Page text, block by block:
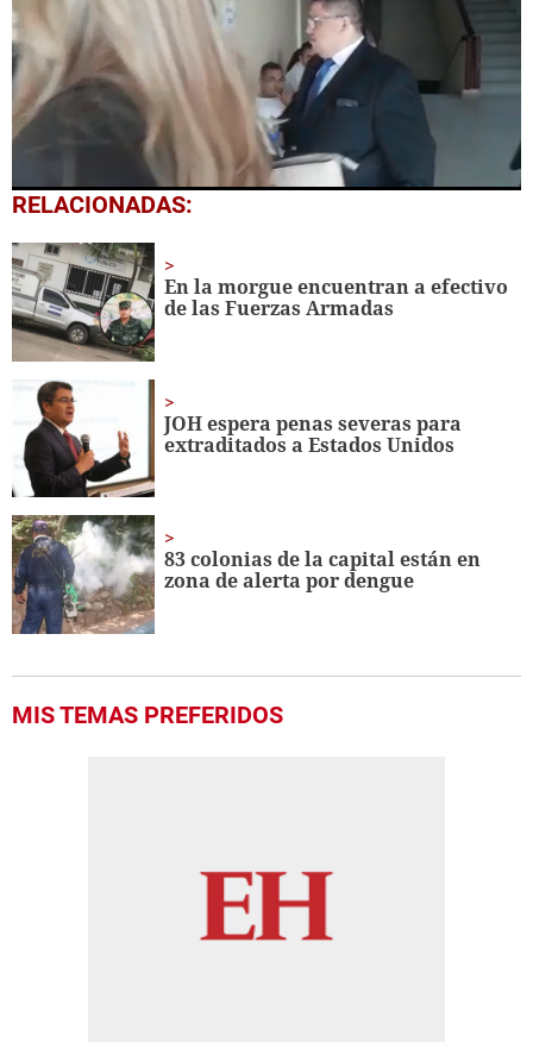
0
seconds
43
seconds
RELACIONADAS:
En la morgue encuentran a efectivo
de las Fuerzas Armadas
JOH espera penas severas para
extraditados a Estados Unidos
83 colonias de la capital están en
zona de alerta por dengue
MIS TEMAS PREFERIDOS